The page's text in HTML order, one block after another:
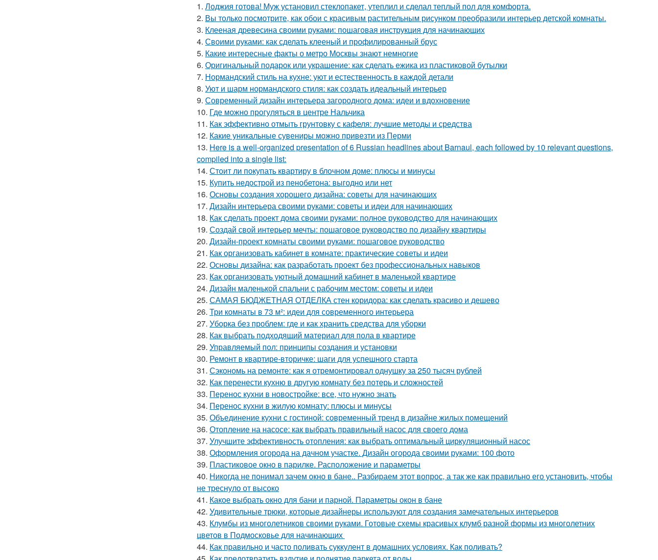
1. Лоджия готова! Муж установил стеклопакет, утеплил и сделал теплый пол для комфорта.
2. Вы только посмотрите, как обои с красивым растительным рисунком преобразили интерьер детской комнаты.
3. Клееная древесина своими руками: пошаговая инструкция для начинающих
4. Своими руками: как сделать клееный и профилированный брус
5. Какие интересные факты о метро Москвы знают немногие
6. Оригинальный подарок или украшение: как сделать ежика из пластиковой бутылки
7. Нормандский стиль на кухне: уют и естественность в каждой детали
8. Уют и шарм нормандского стиля: как создать идеальный интерьер
9. Современный дизайн интерьера загородного дома: идеи и вдохновение
10. Где можно прогуляться в центре Нальчика
11. Как эффективно отмыть грунтовку с кафеля: лучшие методы и средства
12. Какие уникальные сувениры можно привезти из Перми
13. Here is a well-organized presentation of 6 Russian headlines about Barnaul, each followed by 10 relevant questions,
compiled into a single list:
14. Стоит ли покупать квартиру в блочном доме: плюсы и минусы
15. Купить недострой из пенобетона: выгодно или нет
16. Основы создания хорошего дизайна: советы для начинающих
17. Дизайн интерьера своими руками: советы и идеи для начинающих
18. Как сделать проект дома своими руками: полное руководство для начинающих
19. Создай свой интерьер мечты: пошаговое руководство по дизайну квартиры
20. Дизайн-проект комнаты своими руками: пошаговое руководство
21. Как организовать кабинет в комнате: практические советы и идеи
22. Основы дизайна: как разработать проект без профессиональных навыков
23. Как организовать уютный домашний кабинет в маленькой квартире
24. Дизайн маленькой спальни с рабочим местом: советы и идеи
25. САМАЯ БЮДЖЕТНАЯ ОТДЕЛКА стен коридора: как сделать красиво и дешево
26. Три комнаты в 73 м²: идеи для современного интерьера
27. Уборка без проблем: где и как хранить средства для уборки
28. Как выбрать подходящий материал для пола в квартире
29. Управляемый пол: принципы создания и установки
30. Ремонт в квартире-вторичке: шаги для успешного старта
31. Сэкономь на ремонте: как я отремонтировал однушку за 250 тысяч рублей
32. Как перенести кухню в другую комнату без потерь и сложностей
33. Перенос кухни в новостройке: все, что нужно знать
34. Перенос кухни в жилую комнату: плюсы и минусы
35. Объединение кухни с гостиной: современный тренд в дизайне жилых помещений
36. Отопление на насосе: как выбрать правильный насос для своего дома
37. Улучшите эффективность отопления: как выбрать оптимальный циркуляционный насос
38. Оформления огорода на дачном участке. Дизайн огорода своими руками: 100 фото
39. Пластиковое окно в парилке. Расположение и параметры
40. Никогда не понимал зачем окно в бане.. Разбираем этот вопрос, а так же как правильно его установить, чтобы
не треснуло от высоко
41. Какое выбрать окно для бани и парной. Параметры окон в бане
42. Удивительные трюки, которые дизайнеры используют для создания замечательных интерьеров
43. Клумбы из многолетников своими руками. Готовые схемы красивых клумб разной формы из многолетних
цветов в Подмосковье для начинающих
44. Как правильно и часто поливать суккулент в домашних условиях. Как поливать?